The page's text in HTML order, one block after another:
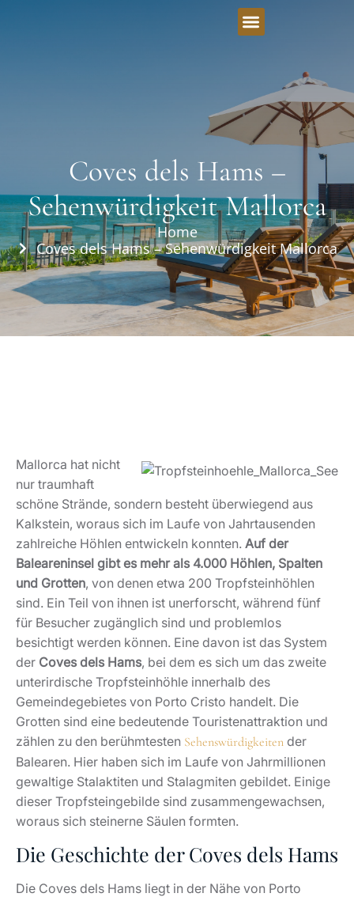
Coves dels Hams –
Sehenwürdigkeit Mallorca
Home
Coves dels Hams – Sehenwürdigkeit Mallorca
Mallorca hat nicht
nur traumhaft
schöne Strände, sondern besteht überwiegend aus
Kalkstein, woraus sich im Laufe von Jahrtausenden
zahlreiche Höhlen entwickeln konnten. Auf der
Baleareninsel gibt es mehr als 4.000 Höhlen, Spalten
und Grotten, von denen etwa 200 Tropfsteinhöhlen
sind. Ein Teil von ihnen ist unerforscht, während fünf
für Besucher zugänglich sind und problemlos
besichtigt werden können. Eine davon ist das System
der Coves dels Hams, bei dem es sich um das zweite
unterirdische Tropfsteinhöhle innerhalb des
Gemeindegebietes von Porto Cristo handelt. Die
Grotten sind eine bedeutende Touristenattraktion und
zählen zu den berühmtesten Sehenswürdigkeiten der
Balearen. Hier haben sich im Laufe von Jahrmillionen
gewaltige Stalaktiten und Stalagmiten gebildet. Einige
dieser Tropfsteingebilde sind zusammengewachsen,
woraus sich steinerne Säulen formten.
Die Geschichte der Coves dels Hams
Die Coves dels Hams liegt in der Nähe von Porto